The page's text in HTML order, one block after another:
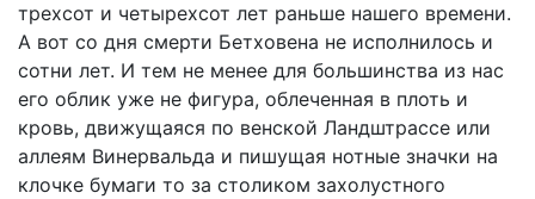
трехсот и четырехсот лет раньше нашего времени.
А вот со дня смерти Бетховена не исполнилось и
сотни лет. И тем не менее для большинства из нас
его облик уже не фигура, облеченная в плоть и
кровь, движущаяся по венской Ландштрассе или
аллеям Винервальда и пишущая нотные значки на
клочке бумаги то за столиком захолустного